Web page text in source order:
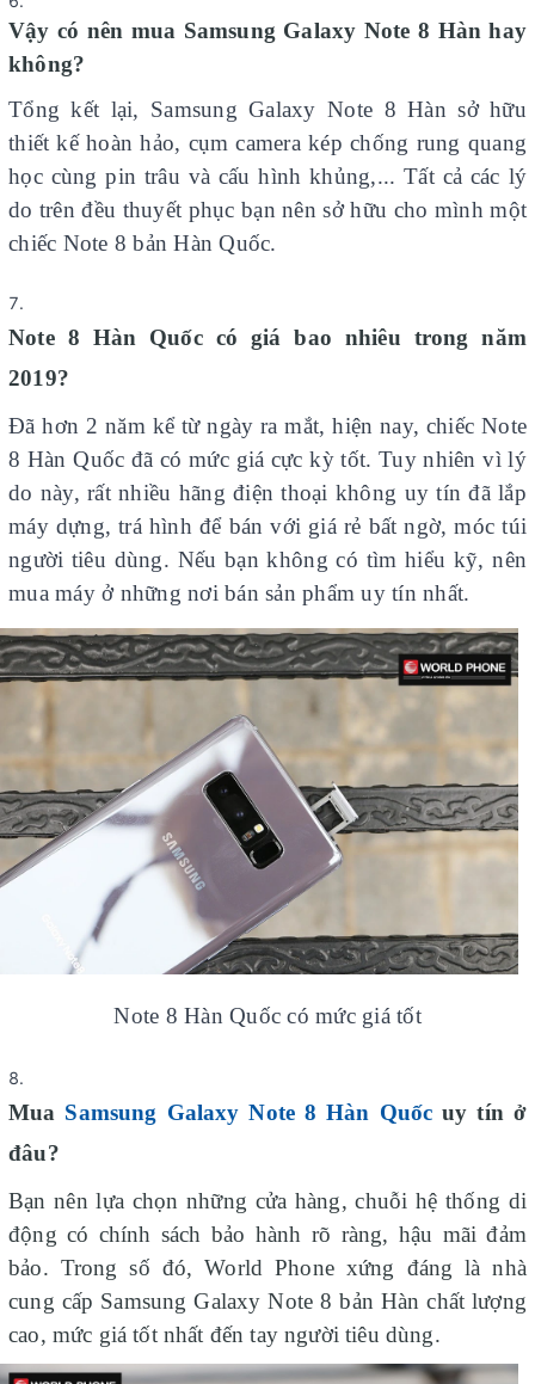
Vậy có nên mua Samsung Galaxy Note 8 Hàn hay
không?
Tổng kết lại, Samsung Galaxy Note 8 Hàn sở hữu
thiết kế hoàn hảo, cụm camera kép chống rung quang
học cùng pin trâu và cấu hình khủng,... Tất cả các lý
do trên đều thuyết phục bạn nên sở hữu cho mình một
chiếc Note 8 bản Hàn Quốc.
Note 8 Hàn Quốc có giá bao nhiêu trong năm
2019?
Đã hơn 2 năm kể từ ngày ra mắt, hiện nay, chiếc Note
8 Hàn Quốc đã có mức giá cực kỳ tốt. Tuy nhiên vì lý
do này, rất nhiều hãng điện thoại không uy tín đã lắp
máy dựng, trá hình để bán với giá rẻ bất ngờ, móc túi
người tiêu dùng. Nếu bạn không có tìm hiểu kỹ, nên
mua máy ở những nơi bán sản phẩm uy tín nhất.
Note 8 Hàn Quốc có mức giá tốt
Mua Samsung Galaxy Note 8 Hàn Quốc uy tín ở
đâu?
Bạn nên lựa chọn những cửa hàng, chuỗi hệ thống di
động có chính sách bảo hành rõ ràng, hậu mãi đảm
bảo. Trong số đó,World Phone xứng đáng là nhà
cung cấp Samsung Galaxy Note 8 bản Hàn chất lượng
cao, mức giá tốt nhất đến tay người tiêu dùng.